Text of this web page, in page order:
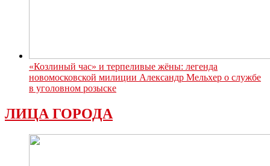
«Козлиный час» и терпеливые жёны: легенда
новомосковской милиции Александр Мельхер о службе
в уголовном розыске
ЛИЦА ГОРОДА